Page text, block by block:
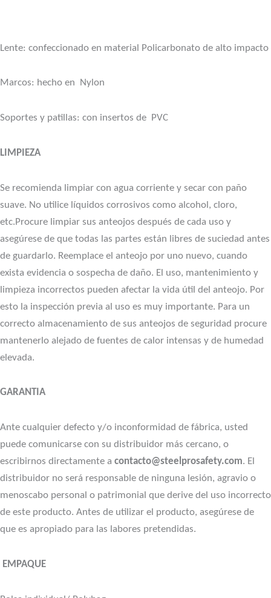
Lente: confeccionado en material Policarbonato de alto impacto
Marcos: hecho en Nylon
Soportes y patillas: con insertos de PVC
LIMPIEZA
Se recomienda limpiar con agua corriente y secar con paño
suave. No utilice líquidos corrosivos como alcohol, cloro,
etc.Procure limpiar sus anteojos después de cada uso y
asegúrese de que todas las partes están libres de suciedad antes
de guardarlo. Reemplace el anteojo por uno nuevo, cuando
exista evidencia o sospecha de daño. El uso, mantenimiento y
limpieza incorrectos pueden afectar la vida útil del anteojo. Por
esto la inspección previa al uso es muy importante. Para un
correcto almacenamiento de sus anteojos de seguridad procure
mantenerlo alejado de fuentes de calor intensas y de humedad
elevada.
GARANTIA
Ante cualquier defecto y/o inconformidad de fábrica, usted
puede comunicarse con su distribuidor más cercano, o
escribirnos directamente a contacto@steelprosafety.com. El
distribuidor no será responsable de ninguna lesión, agravio o
menoscabo personal o patrimonial que derive del uso incorrecto
de este producto. Antes de utilizar el producto, asegúrese de
que es apropiado para las labores pretendidas.
EMPAQUE